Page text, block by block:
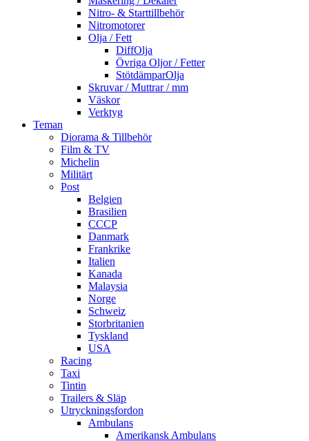
Nitro- & Starttillbehör
Nitromotorer
Olja / Fett
DiffOlja
Övriga Oljor / Fetter
StötdämparOlja
Skruvar / Muttrar / mm
Väskor
Verktyg
Teman
Diorama & Tillbehör
Film & TV
Michelin
Militärt
Post
Belgien
Brasilien
CCCP
Danmark
Frankrike
Italien
Kanada
Malaysia
Norge
Schweiz
Storbritanien
Tyskland
USA
Racing
Taxi
Tintin
Trailers & Släp
Utryckningsfordon
Ambulans
Amerikansk Ambulans